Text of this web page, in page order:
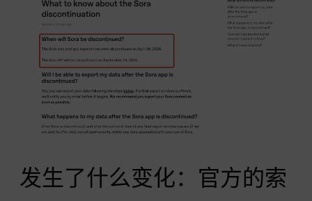
发生了什么变化：官方的索